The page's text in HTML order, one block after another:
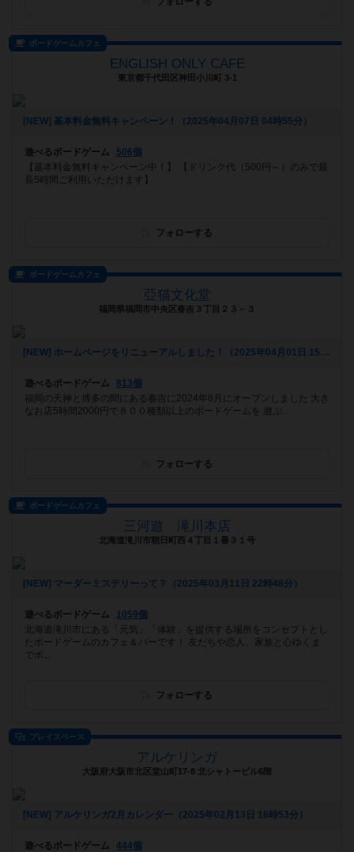
ボードゲームカフェ
ENGLISH ONLY CAFE
東京都千代田区神田小川町 3-1
[NEW] 基本料金無料キャンペーン！（2025年04月07日 04時55分）
遊べるボードゲーム
506個
【基本料金無料キャンペーン中！】 【ドリンク代（500円～）のみで最
長5時間ご利用いただけます】
フォローする
ボードゲームカフェ
亞猫文化堂
福岡県福岡市中央区春吉３丁目２３－３
[NEW] ホームページをリニューアルしました！（2025年04月01日 15時56分）
遊べるボードゲーム
813個
福岡の天神と博多の間にある春吉に2024年8月にオープンしました 大き
なお店5時間2000円で８００種類以上のボードゲームを 遊ぶ...
フォローする
ボードゲームカフェ
三河遊 滝川本店
北海道滝川市朝日町西４丁目１番３１号
[NEW] マーダーミステリーって？（2025年03月11日 22時48分）
遊べるボードゲーム
1059個
北海道滝川市にある「元気」「体験」を提供する場所をコンセプトとし
たボードゲームのカフェ＆バーです！ 友だちや恋人、家族と心ゆくま
でボ...
フォローする
プレイスペース
アルケリンガ
大阪府大阪市北区堂山町17-8 北シャトービル6階
[NEW] アルケリンガ2月カレンダー（2025年02月13日 16時53分）
遊べるボードゲーム
444個